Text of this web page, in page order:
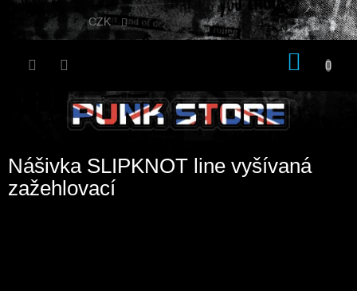
Přejít
CZK
Nášivka SLIPKNOT line vyšívaná
zažehlovací